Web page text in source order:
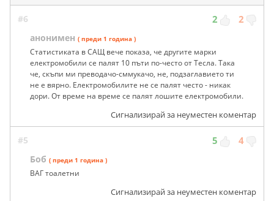
#6 2 2
анонимен ( преди 1 година )
Статистиката в САЩ вече показа, че другите марки
електромобили се палят 10 пъти по-често от Тесла. Така
че, скъпи ми преводачо-сммукачо, не, подзаглавието ти
не е вярно. Електромобилите не се палят често - никак
дори. От време на време се палят лошите електромобили.
Сигнализирай за неуместен коментар
#5 5 4
Боб ( преди 1 година )
ВАГ тоалетни
Сигнализирай за неуместен коментар